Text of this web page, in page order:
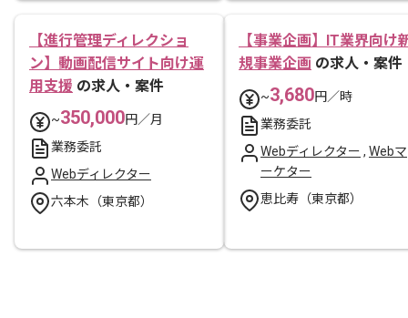
【進行管理ディレクショ
ン】動画配信サイト向け運
用支援 の求人・案件
~350,000円／月
業務委託
Webディレクター
六本木（東京都）
【事業企画】IT業界向け
規事業企画 の求人・案件
~3,680円／時
業務委託
Webディレクター , Webマ
ーケター
恵比寿（東京都）